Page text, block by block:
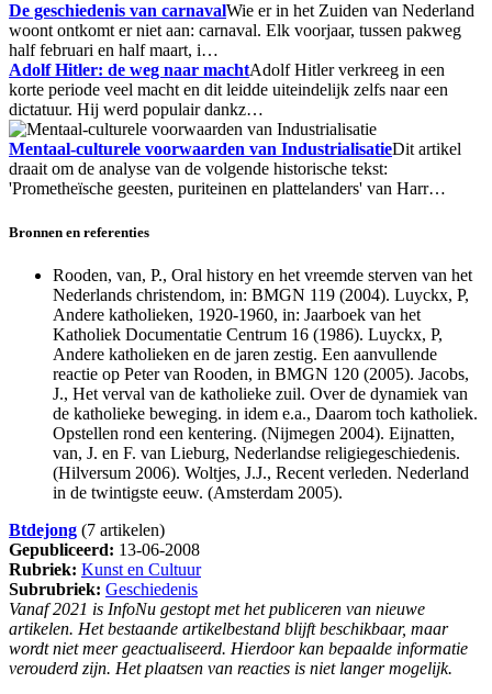
De geschiedenis van carnavalWie er in het Zuiden van Nederland
woont ontkomt er niet aan: carnaval. Elk voorjaar, tussen pakweg
half februari en half maart, i…
Adolf Hitler: de weg naar machtAdolf Hitler verkreeg in een
korte periode veel macht en dit leidde uiteindelijk zelfs naar een
dictatuur. Hij werd populair dankz…
Mentaal-culturele voorwaarden van IndustrialisatieDit artikel
draait om de analyse van de volgende historische tekst:
'Prometheïsche geesten, puriteinen en plattelanders' van Harr…
Bronnen en referenties
Rooden, van, P., Oral history en het vreemde sterven van het
Nederlands christendom, in: BMGN 119 (2004). Luyckx, P,
Andere katholieken, 1920-1960, in: Jaarboek van het
Katholiek Documentatie Centrum 16 (1986). Luyckx, P,
Andere katholieken en de jaren zestig. Een aanvullende
reactie op Peter van Rooden, in BMGN 120 (2005). Jacobs,
J., Het verval van de katholieke zuil. Over de dynamiek van
de katholieke beweging. in idem e.a., Daarom toch katholiek.
Opstellen rond een kentering. (Nijmegen 2004). Eijnatten,
van, J. en F. van Lieburg, Nederlandse religiegeschiedenis.
(Hilversum 2006). Woltjes, J.J., Recent verleden. Nederland
in de twintigste eeuw. (Amsterdam 2005).
Btdejong (7 artikelen)
Gepubliceerd: 13-06-2008
Rubriek: Kunst en Cultuur
Subrubriek: Geschiedenis
Vanaf 2021 is InfoNu gestopt met het publiceren van nieuwe
artikelen. Het bestaande artikelbestand blijft beschikbaar, maar
wordt niet meer geactualiseerd. Hierdoor kan bepaalde informatie
verouderd zijn. Het plaatsen van reacties is niet langer mogelijk.